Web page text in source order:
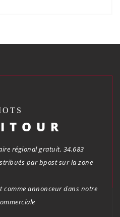
régional gratuit. 34.683
par bpost sur la zone
comme annonceur dans notre